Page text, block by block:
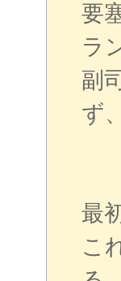
要
ラ
副
ず
最
こ